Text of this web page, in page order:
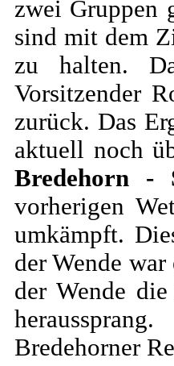
zwei Gruppen
sind mit dem
zu halten.
Vorsitzender
zurück. Das
aktuell noch
Bredehorn -
vorherigen
umkämpft.
der Wende
der Wende
Bredehorner